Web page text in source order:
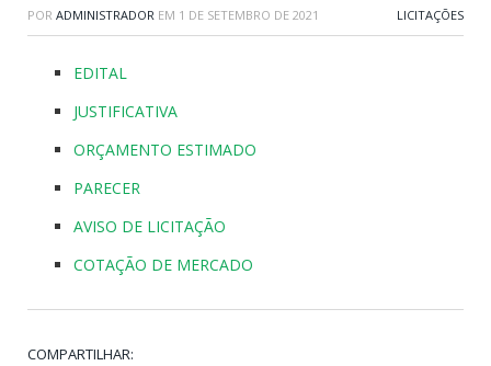
POR ADMINISTRADOR EM 1 DE SETEMBRO DE 2021 LICITAÇÕES
EDITAL
JUSTIFICATIVA
ORÇAMENTO ESTIMADO
PARECER
AVISO DE LICITAÇÃO
COTAÇÃO DE MERCADO
COMPARTILHAR: